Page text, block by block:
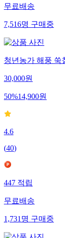
무료배송
7,516명구매중
청년농가 해풍 쑥
30,000원
50%14,900원
4.6
(40)
447적립
무료배송
1,731명구매중